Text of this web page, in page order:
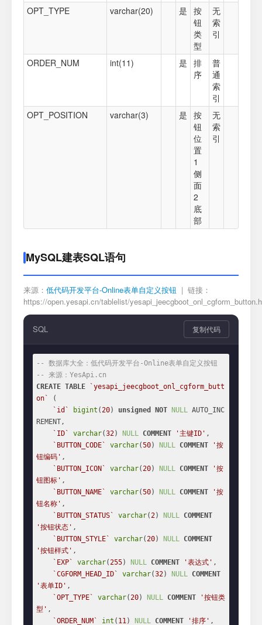
OPT_TYPE
varchar(20) 是 按
钮
类
型
无
索
引
ORDER_NUM int(11) 是 排
序
普
通
索
引
OPT_POSITION
varchar(3) 是 按
钮
位
置
1
侧
面
2
底
部
无
索
引
MySQL建表SQL语句
来源： 低代码开发平台-Online表单自定义按钮 | 链接：
https://open.yesapi.cn/tablelist/
SQL 复制代码
-- 数据库大全：低代码开发平台-Online表单自定义按钮
-- 来源：YesApi.cn
CREATE TABLE
`yesapi_jeecgboot_onl_cgform_butt
on`
(
`id`
bigint (20) unsigned NOT NULL AUTO_INC
REMENT,
`ID`
varchar(32) NULL COMMENT '主键ID' ,
`BUTTON_CODE`
varchar(50) NULL COMMENT
'按
钮编码' ,
`BUTTON_ICON`
varchar(20) NULL COMMENT
'按
钮图标' ,
`BUTTON_NAME`
varchar(50) NULL COMMENT
'按
钮名称' ,
`BUTTON_STATUS`
varchar(2) NULL COMMENT
'按钮状态' ,
`BUTTON_STYLE`
varchar(20) NULL COMMENT
'按钮样式' ,
`EXP`
varchar(255) NULL COMMENT '表达式' ,
`CGFORM_HEAD_ID`
varchar(32) NULL COMMENT
'表单ID' ,
`OPT_TYPE`
varchar(20) NULL COMMENT
'按钮类
型' ,
`ORDER_NUM`
int ( 11) NULL COMMENT '排序' ,